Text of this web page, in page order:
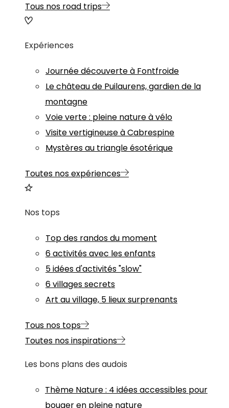
Tous nos road trips
Expériences
Journée découverte à Fontfroide
Le château de Puilaurens, gardien de la
montagne
Voie verte : pleine nature à vélo
Visite vertigineuse à Cabrespine
Mystères au triangle ésotérique
Toutes nos expériences
Nos tops
Top des randos du moment
6 activités avec les enfants
5 idées d'activités "slow"
6 villages secrets
Art au village, 5 lieux surprenants
Tous nos tops
Toutes nos inspirations
Les bons plans des audois
Thème Nature: 4 idées accessibles pour
bouger en pleine nature